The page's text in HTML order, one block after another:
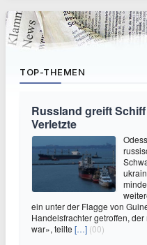
TOP-THEMEN
Russland greift
Verletzte
ein unter der Flagge von
Handelsfrachter getroffen,
war», teilte […] (00)